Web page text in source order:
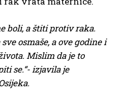
boli, a štiti protiv raka.
osmaše, a ove godine i
Mislim da je to
se.“- izjavila je